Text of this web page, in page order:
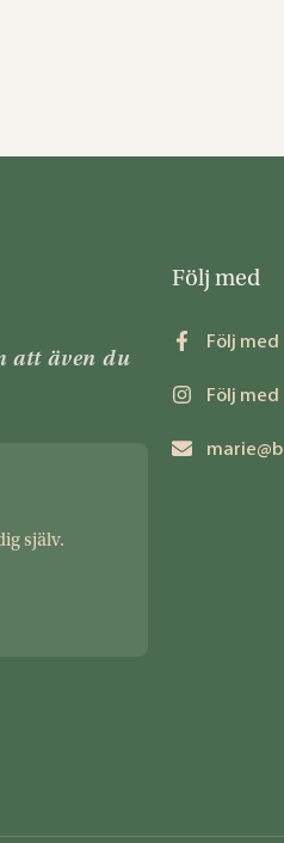
att även du
själv.
Följ med
Följ
Följ